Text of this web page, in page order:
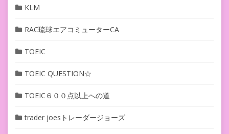
KLM
RAC琉球エアコミューターCA
TOEIC
TOEIC QUESTION☆
TOEIC６００点以上への道
trader joesトレーダージョーズ